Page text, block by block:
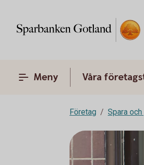
Meny Våra
Företag Spara